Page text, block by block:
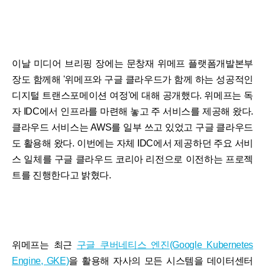
이날 미디어 브리핑 장에는 문창재 위메프 플랫폼개발본부
장도 함께해 '위메프와 구글 클라우드가 함께 하는 성공적인
디지털 트랜스포메이션 여정'에 대해 공개했다. 위메프는 독
자 IDC에서 인프라를 마련해 놓고 주 서비스를 제공해 왔다.
클라우드 서비스는 AWS를 일부 쓰고 있었고 구글 클라우드
도 활용해 왔다. 이번에는 자체 IDC에서 제공하던 주요 서비
스 일체를 구글 클라우드 코리아 리전으로 이전하는 프로젝
트를 진행한다고 밝혔다.
위메프는 최근 구글 쿠버네티스 엔진(Google Kubernetes
Engine, GKE)을 활용해 자사의 모든 시스템을 데이터센터